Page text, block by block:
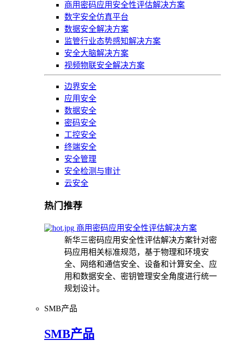
商用密码应用安全性评估解决方案
数字安全仿真平台
数据安全解决方案
监管行业态势感知解决方案
安全大脑解决方案
视频物联安全解决方案
边界安全
应用安全
数据安全
密码安全
工控安全
终端安全
安全管理
安全检测与审计
云安全
热门推荐
商用密码应用安全性评估解决方案
新华三密码应用安全性评估解决方案针对密
码应用相关标准规范，基于物理和环境安
全、网络和通信安全、设备和计算安全、应
用和数据安全、密钥管理安全角度进行统一
规划设计。
SMB产品
SMB产品